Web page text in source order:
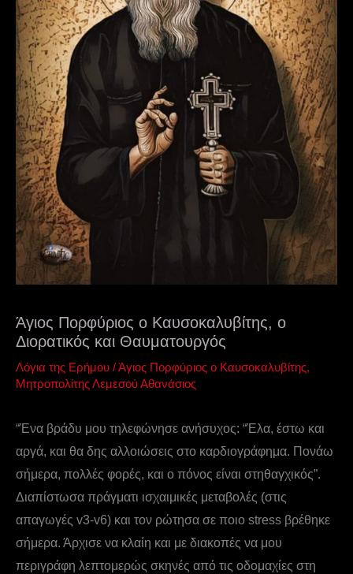
Άγιος Πορφύριος ο Καυσοκαλυβίτης, ο
Διορατικός και Θαυματουργός
Λόγια της Ερήμου /Άγιος Πορφύριος ο Καυσοκαλυβίτης,
Μητροπολίτης Λεμεσού Αθανάσιος
“Ένα βράδυ μου τηλεφώνησε ανήσυχος: “Έλα, έστω και
αργά, και θα δης αλλοιώσεις στο καρδιογράφημα. Πονάω
σήμερα, πολλές φορές, και ο πόνος είναι στηθαγχικός”.
Διαπίστωσα πράγματι ισχαιμικές μεταβολές (στις
απαγωγές v3-v6) και τον ρώτησα σε ποιο stress βρέθηκε
σήμερα. Άρχισε να κλαίη και με διακοπές να μου
περιγράφη λεπτομερώς σκηνές από τις οδομαχίες στη